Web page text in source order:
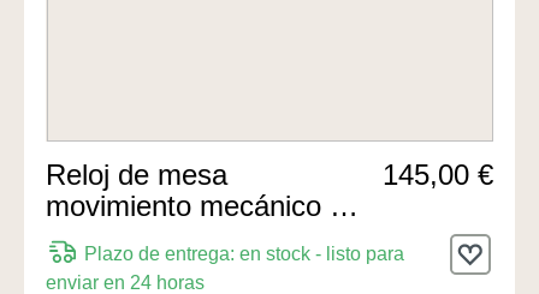
Reloj de mesa
movimiento mecánico de
8 días 20cm de Hermle
Uhren
145,00 €
Plazo de entrega: en stock - listo para
enviar en 24 horas